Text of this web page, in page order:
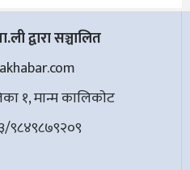
द्वारा सञ्चालित
१, मान्म कालिकाेट
९८४९८७९२०९